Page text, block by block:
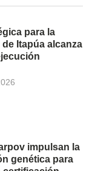
para la
Itapúa alcanza
impulsan la
genética para